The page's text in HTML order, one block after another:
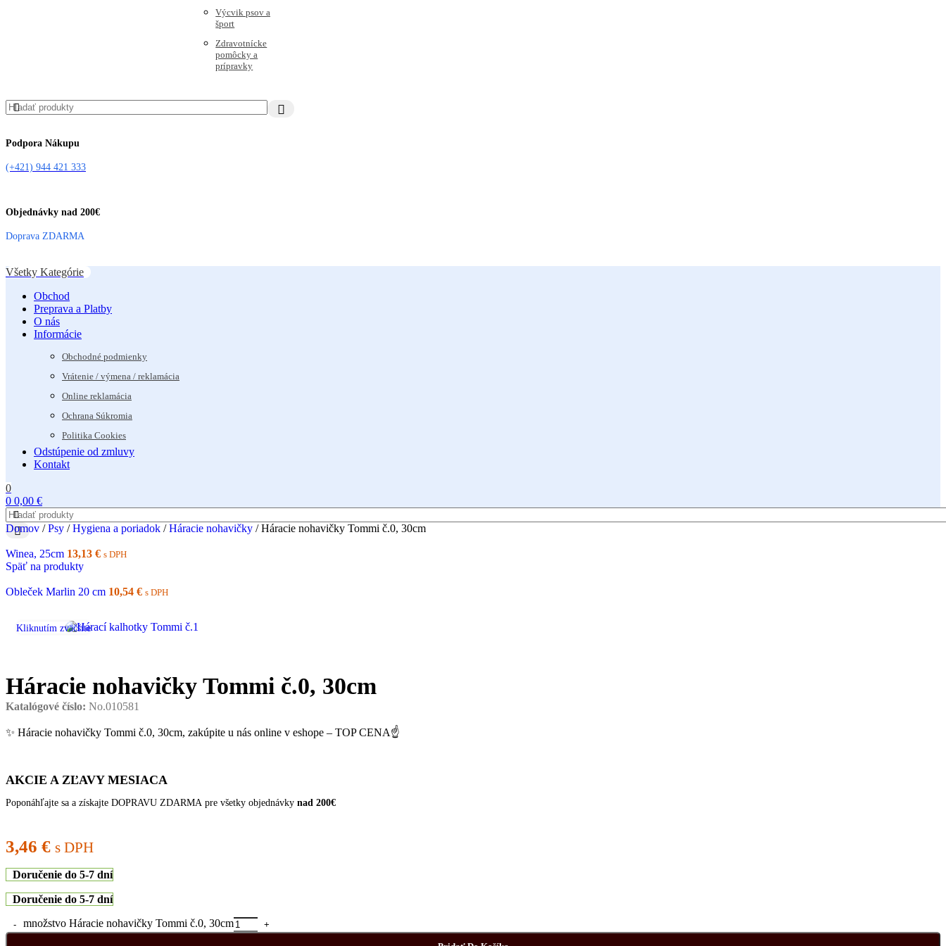
Výcvik psov a
šport
Zdravotnícke
pomôcky a
prípravky
Podpora Nákupu
(+421) 944 421 333
Objednávky nad 200€
Doprava ZDARMA
Všetky Kategórie
Obchod
Preprava a Platby
O nás
Informácie
Obchodné podmienky
Vrátenie / výmena / reklamácia
Online reklamácia
Ochrana Súkromia
Politika Cookies
Odstúpenie od zmluvy
Kontakt
0
0 0,00 €
Domov / Psy / Hygiena a poriadok / Háracie nohavičky / Háracie nohavičky Tommi č.0, 30cm
Winea, 25cm 13,13 € s DPH
Späť na produkty
Obleček Marlin 20 cm 10,54 € s DPH
Kliknutím zväčšíte
Háracie nohavičky Tommi č.0, 30cm
Katalógové číslo: No.010581
✨ Háracie nohavičky Tommi č.0, 30cm, zakúpite u nás online v eshope – TOP CENA☝
AKCIE A ZĽAVY MESIACA
Poponáhľajte sa a získajte DOPRAVU ZDARMA pre všetky objednávky nad 200€
3,46 € s DPH
Doručenie do 5-7 dní
Doručenie do 5-7 dní
množstvo Háracie nohavičky Tommi č.0, 30cm